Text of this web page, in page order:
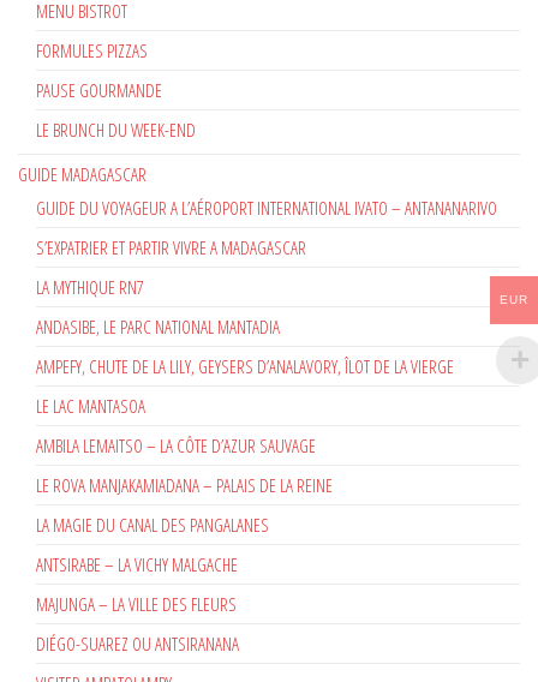
MENU BISTROT
FORMULES PIZZAS
PAUSE GOURMANDE
LE BRUNCH DU WEEK-END
GUIDE MADAGASCAR
GUIDE DU VOYAGEUR A L’AÉROPORT INTERNATIONAL IVATO – ANTANANARIVO
S’EXPATRIER ET PARTIR VIVRE A MADAGASCAR
LA MYTHIQUE RN7
ANDASIBE, LE PARC NATIONAL MANTADIA
AMPEFY, CHUTE DE LA LILY, GEYSERS D’ANALAVORY, ÎLOT DE LA VIERGE
LE LAC MANTASOA
AMBILA LEMAITSO – LA CÔTE D’AZUR SAUVAGE
LE ROVA MANJAKAMIADANA – PALAIS DE LA REINE
LA MAGIE DU CANAL DES PANGALANES
ANTSIRABE – LA VICHY MALGACHE
MAJUNGA – LA VILLE DES FLEURS
DIÉGO-SUAREZ OU ANTSIRANANA
EUR